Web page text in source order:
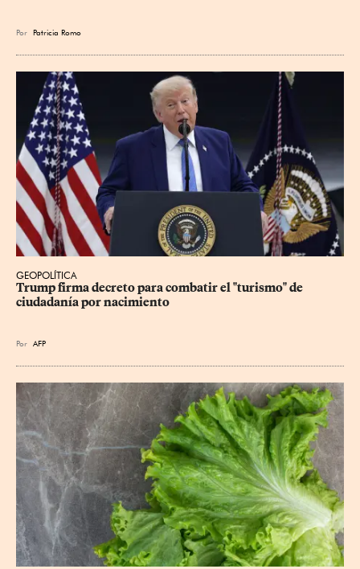
Por Patricia Romo
GEOPOLÍTICA
Trump firma decreto para combatir el "turismo" de
ciudadanía por nacimiento
Por AFP